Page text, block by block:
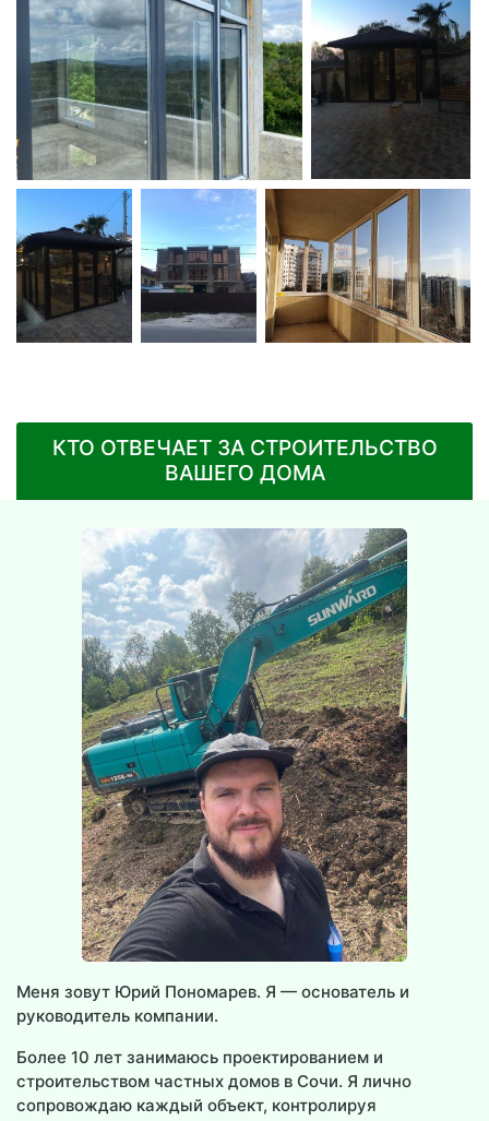
КТО ОТВЕЧАЕТ ЗА СТРОИТЕЛЬСТВО
ВАШЕГО ДОМА
Меня зовут Юрий Пономарев. Я — основатель и
руководитель компании.
Более 10 лет занимаюсь проектированием и
строительством частных домов в Сочи. Я лично
сопровождаю каждый объект, контролируя